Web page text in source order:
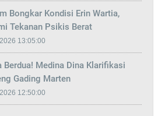
Bongkar Kondisi Erin Wartia,
Tekanan Psikis Berat
13:05:00
Berdua! Medina Dina Klarifikasi
Gading Marten
12:50:00